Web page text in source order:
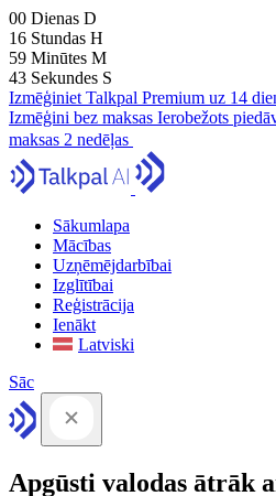
00 Dienas D
16 Stundas H
59 Minūtes M
41 Sekundes S
Izmēģiniet Talkpal Premium uz 14
Izmēģini bez maksas Ierobežots
maksas 2 nedēļas
Sākumlapa
Mācības
Uzņēmējdarbībai
Izglītībai
Reģistrācija
Ienākt
Latviski
Sāc
Apgūsti valodas ātrāk